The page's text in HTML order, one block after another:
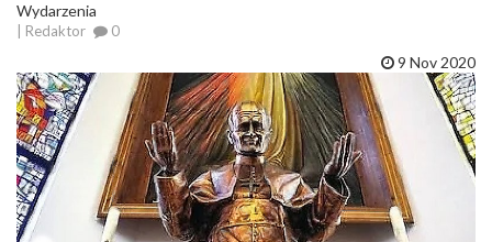
Wydarzenia
| Redaktor 0
9 Nov 2020